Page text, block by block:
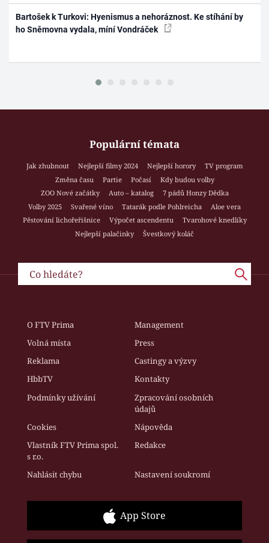
Bartošek k Turkovi: Hyenismus a nehoráznost. Ke stíhání by
ho Sněmovna vydala, míní Vondráček
Populární témata
Jak zhubnout Nejlepší filmy 2024 Nejlepší horory
TV program
Změna času
Partie Počasí
Kdy budou volby
ZOO Nové začátky
Auto – katalog
7 pádů Honzy Dědka
Volby 2025
Svařené víno Tatarák podle Pohlreicha
Aloe vera
Pěstování lichořeřišnice
Výpočet ascendentu
Tvarohové knedlíky
Nejlepší palačinky
Švestkový koláč
O FTV Prima
Management
Volná místa
Press
Reklama
Castingy a výzvy
HbbTV
Kontakty
Podmínky užívání
Zpracování osobních
údajů
Cookies
Nápověda
Vlastník FTV Prima spol.
s r.o.
Redakce
Nahlásit chybu Nastavení soukromí
App Store